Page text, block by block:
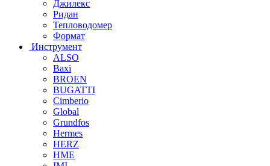
Джилекс
Ридан
Тепловодомер
Формат
Инструмент
ALSO
Baxi
BROEN
BUGATTI
Cimberio
Global
Grundfos
Hermes
HERZ
HME